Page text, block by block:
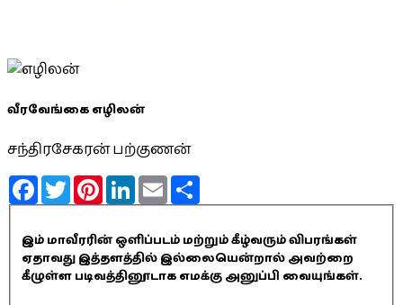
வீரவேங்கை எழிலன்
சந்திரசேகரன் பற்குணன்
FacebookTwitterPinterestLinkedInEmail
இம் மாவீரரின் ஒளிப்படம் மற்றும் கீழ்வரும் விபரங்கள்
ஏதாவது இத்தளத்தில் இல்லையென்றால் அவற்றை
கீழுள்ள படிவத்தினூடாக எமக்கு அனுப்பி வையுங்கள்.